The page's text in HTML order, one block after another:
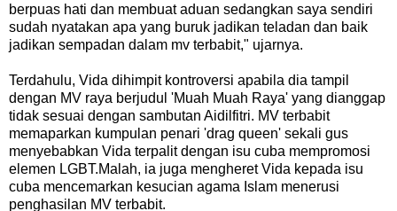
berpuas hati dan membuat aduan sedangkan saya sendiri
sudah nyatakan apa yang buruk jadikan teladan dan baik
jadikan sempadan dalam mv terbabit," ujarnya.
Terdahulu, Vida dihimpit kontroversi apabila dia tampil
dengan MV raya berjudul 'Muah Muah Raya' yang dianggap
tidak sesuai dengan sambutan Aidilfitri. MV terbabit
memaparkan kumpulan penari 'drag queen' sekali gus
menyebabkan Vida terpalit dengan isu cuba mempromosi
elemen LGBT.Malah, ia juga mengheret Vida kepada isu
cuba mencemarkan kesucian agama Islam menerusi
penghasilan MV terbabit.